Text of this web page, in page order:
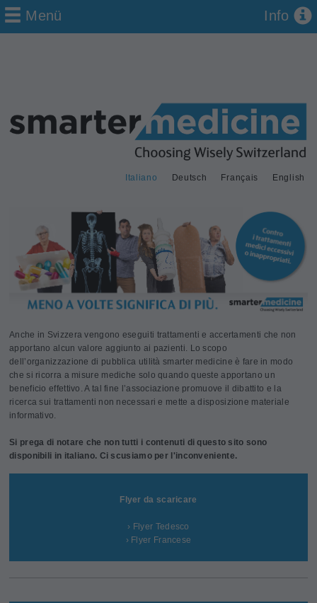
Deutsch Français
Italiano English
Menü Info
Anche in Svizzera vengono eseguiti trattamenti e accertamenti che non
apportano alcun valore aggiunto ai pazienti. Lo scopo
dell’organizzazione di pubblica utilità smarter medicine è fare in modo
che si ricorra a misure mediche solo quando queste apportano un
beneficio effettivo. A tal fine l’associazione promuove il dibattito e la
ricerca sui trattamenti non necessari e mette a disposizione materiale
informativo.
Si prega di notare che non tutti i contenuti di questo sito sono
disponibili in italiano. Ci scusiamo per l'inconveniente.
Flyer da scaricare
› Flyer Tedesco
› Flyer Francese